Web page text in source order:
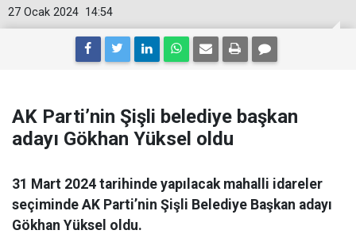
14:54
27 Ocak 2024
AK Parti’nin Şişli belediye başkan
adayı Gökhan Yüksel oldu
31 Mart 2024 tarihinde yapılacak mahalli idareler
seçiminde AK Parti’nin Şişli Belediye Başkan adayı
Gökhan Yüksel oldu.